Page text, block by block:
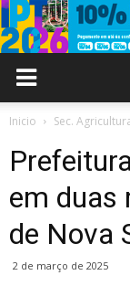
Inicio Sec.
em duas
de Nova
2 de março de 2025